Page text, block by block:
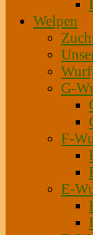
Welpen
G-
F-
E-